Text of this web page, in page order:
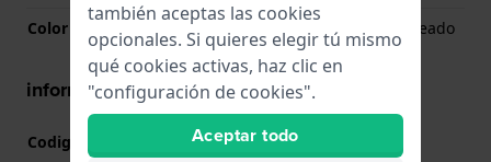
Color de la aguja (h,m,s)
Plateado, Plateado, Plateado
información de la caja
Codigo de caja
H76726
también aceptas las cookies
opcionales. Si quieres elegir tú mismo
qué cookies activas, haz clic en
"configuración de cookies".
Aceptar todo